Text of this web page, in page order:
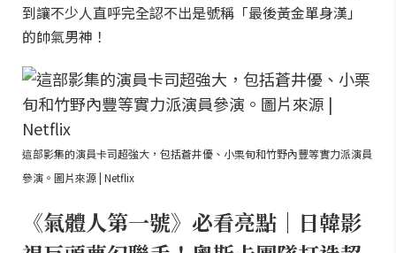
到讓不少人直呼完全認不出是號稱「最後黃金單身漢」
的帥氣男神！
這部影集的演員卡司超強大，包括蒼井優、小栗旬和竹野內豐等實力派演員
參演。圖片來源 | Netflix
《氣體人第一號》必看亮點｜日韓影